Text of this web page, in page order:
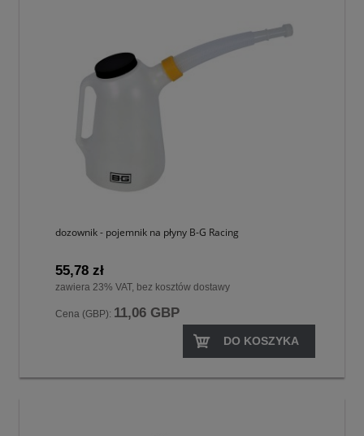
dozownik - pojemnik na płyny B-G Racing
55,78 zł
zawiera 23% VAT, bez kosztów dostawy
Cena (GBP): 11,06 GBP
DO KOSZYKA